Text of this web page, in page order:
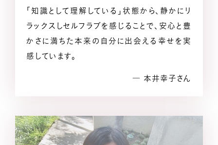
「知識として理解している」状態から、静かにリ
ラックスしセルフラブを感じることで、安心と豊
かさに満ちた本来の自分に出会える幸せを実
感しています。
― 本井幸子さん